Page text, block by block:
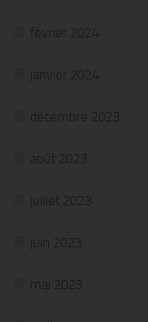
février 2024
janvier 2024
décembre 2023
août 2023
juillet 2023
juin 2023
mai 2023